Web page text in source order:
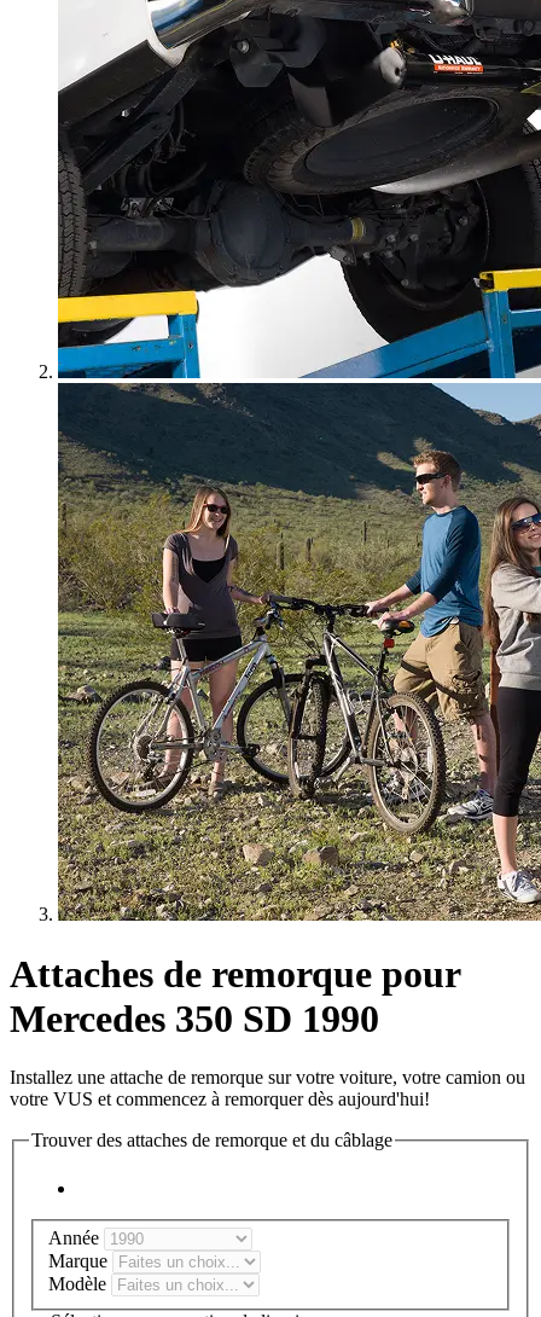
Attaches de remorque pour
Mercedes 350 SD 1990
Installez une attache de remorque sur votre voiture, votre camion ou
votre VUS et commencez à remorquer dès aujourd'hui!
Trouver des attaches de remorque et du câblage
Année
Marque
Modèle